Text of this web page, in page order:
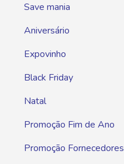
Save mania
Aniversário
Expovinho
Black Friday
Natal
Promoção Fim de Ano
Promoção Fornecedores